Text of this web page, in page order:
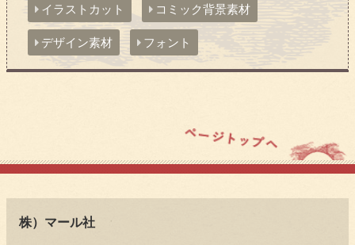
イラストカット コミック背景素材
デザイン素材 フォント
株）マール社